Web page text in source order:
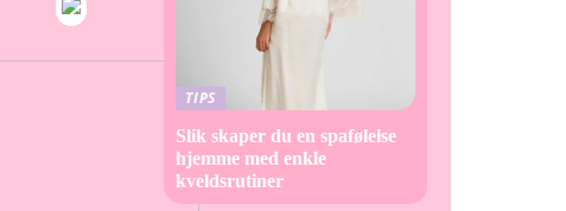
TIPS
Slik skaper du en spafølelse
hjemme med enkle
kveldsrutiner